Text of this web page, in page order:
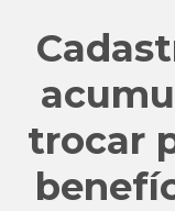
trocar